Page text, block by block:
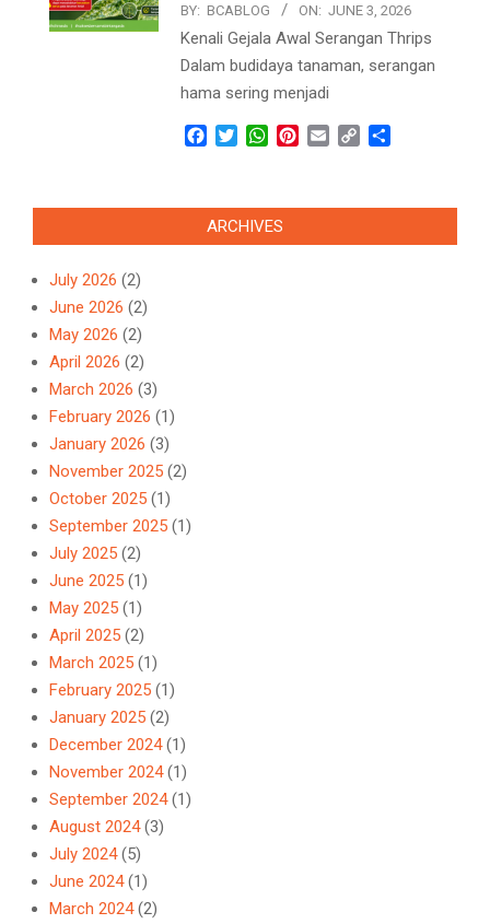
BY: BCABLOG ON: JUNE 3, 2026
Kenali Gejala Awal Serangan Thrips
Dalam budidaya tanaman, serangan
hama sering menjadi
Facebook
TwitterWhatsApp
Pinterest
Email Copy
ARCHIVES
July 2026 (2)
June 2026 (2)
May 2026 (2)
April 2026 (2)
March 2026 (3)
February 2026 (1)
January 2026 (3)
November 2025 (2)
October 2025 (1)
September 2025 (1)
July 2025 (2)
June 2025 (1)
May 2025 (1)
April 2025 (2)
March 2025 (1)
February 2025 (1)
January 2025 (2)
December 2024(1)
November 2024(1)
September 2024(1)
August 2024(3)
July 2024(5)
June 2024(1)
March 2024(2)